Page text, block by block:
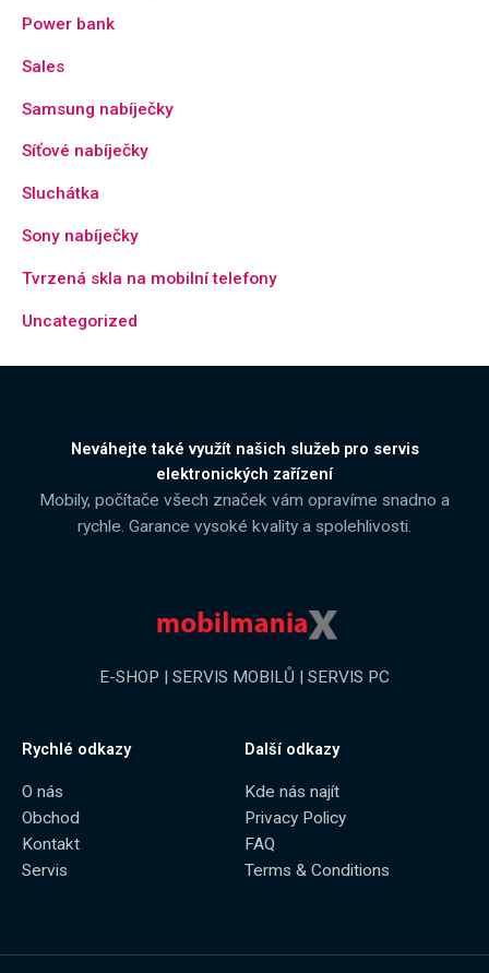
Power bank
Sales
Samsung nabíječky
Síťové nabíječky
Sluchátka
Sony nabíječky
Tvrzená skla na mobilní telefony
Uncategorized
Neváhejte také využít našich služeb pro servis
elektronických zařízení
Mobily, počítače všech značek vám opravíme snadno a
rychle. Garance vysoké kvality a spolehlivosti.
E-SHOP | SERVIS MOBILŮ | SERVIS PC
Rychlé odkazy
O nás
Obchod
Kontakt
Servis
Další odkazy
Kde nás najít
Privacy Policy
FAQ
Terms & Conditions